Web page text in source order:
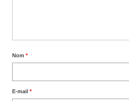
Nom *
E-mail *